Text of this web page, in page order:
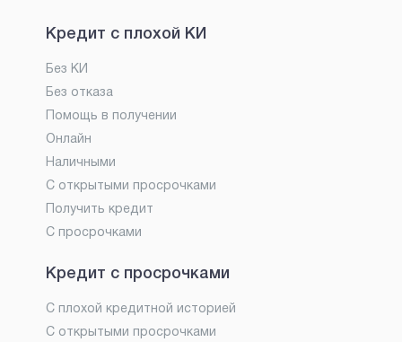
Кредит с плохой КИ
Без КИ
Без отказа
Помощь в получении
Онлайн
Наличными
С открытыми просрочками
Получить кредит
С просрочками
Кредит с просрочками
С плохой кредитной историей
С открытыми просрочками